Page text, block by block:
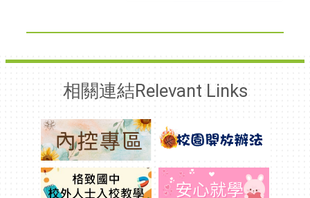
相關連結Relevant Links